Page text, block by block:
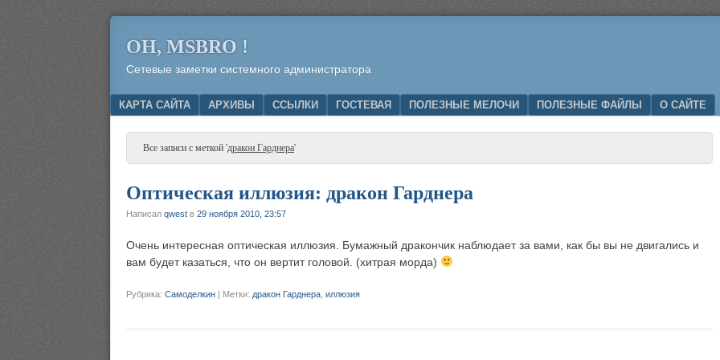
OH, MSBRO !
Сетевые заметки системного администратора
Menu
SKIP TO CONTENT
КАРТА САЙТА АРХИВЫ ССЫЛКИ ГОСТЕВАЯ ПОЛЕЗНЫЕ МЕЛОЧИ ПОЛЕЗНЫЕ ФАЙЛЫ О САЙТЕ
Все записи с меткой 'дракон Гарднера'
Оптическая иллюзия: дракон Гарднера
Написал qwest в 29 ноября 2010, 23:57
Очень интересная оптическая иллюзия. Бумажный дракончик наблюдает за вами, как бы вы не двигались и
вам будет казаться, что он вертит головой. (хитрая морда)
Рубрика: Самоделкин | Метки: дракон Гарднера иллюзия